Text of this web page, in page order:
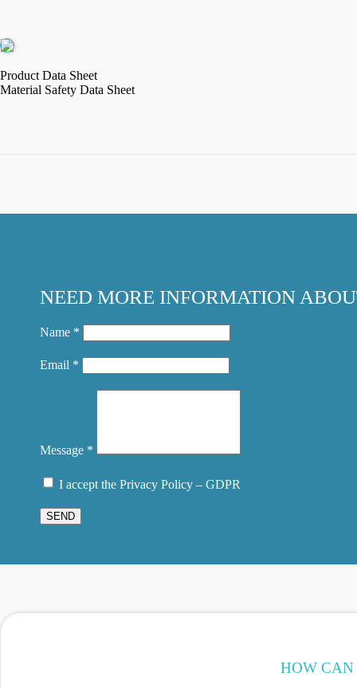
Product Data Sheet
Material Safety Data Sheet
NEED MORE INFORMATION
Name *
Email *
Message *
I accept the Privacy Policy – GDPR
SEND
HOW